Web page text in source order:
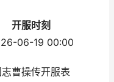
开服时刻
06-19 00:00
曹操传开服表